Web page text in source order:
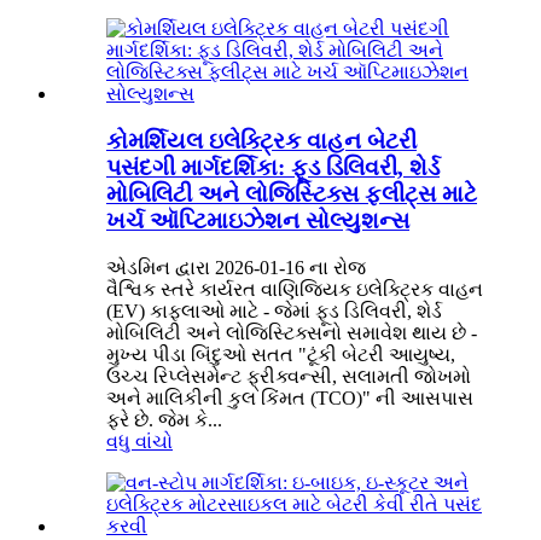
કોમર્શિયલ ઇલેક્ટ્રિક વાહન બેટરી
પસંદગી માર્ગદર્શિકા: ફૂડ ડિલિવરી, શેર્ડ
મોબિલિટી અને લોજિસ્ટિક્સ ફ્લીટ્સ માટે
ખર્ચ ઑપ્ટિમાઇઝેશન સોલ્યુશન્સ
એડમિન દ્વારા 2026-01-16 ના રોજ
વૈશ્વિક સ્તરે કાર્યરત વાણિજ્યિક ઇલેક્ટ્રિક વાહન
(EV) કાફલાઓ માટે - જેમાં ફૂડ ડિલિવરી, શેર્ડ
મોબિલિટી અને લોજિસ્ટિક્સનો સમાવેશ થાય છે -
મુખ્ય પીડા બિંદુઓ સતત "ટૂંકી બેટરી આયુષ્ય,
ઉચ્ચ રિપ્લેસમેન્ટ ફ્રીક્વન્સી, સલામતી જોખમો
અને માલિકીની કુલ કિંમત (TCO)" ની આસપાસ
ફરે છે. જેમ કે...
વધુ વાંચો